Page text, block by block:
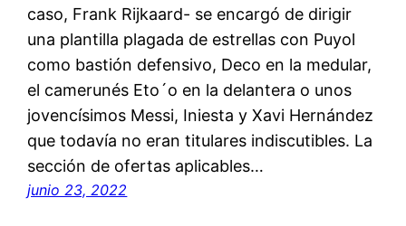
caso, Frank Rijkaard- se encargó de dirigir
una plantilla plagada de estrellas con Puyol
como bastión defensivo, Deco en la medular,
el camerunés Eto´o en la delantera o unos
jovencísimos Messi, Iniesta y Xavi Hernández
que todavía no eran titulares indiscutibles. La
sección de ofertas aplicables…
junio 23, 2022